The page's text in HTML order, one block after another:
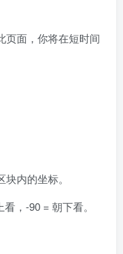
页面，你将在短时间
内的坐标。
，-90 = 朝下看。